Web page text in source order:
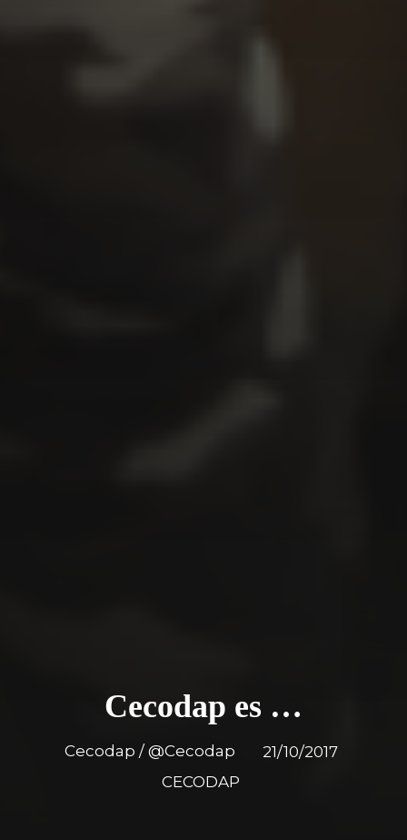
Cecodap es …
Cecodap / @Cecodap
21/10/2017
CECODAP